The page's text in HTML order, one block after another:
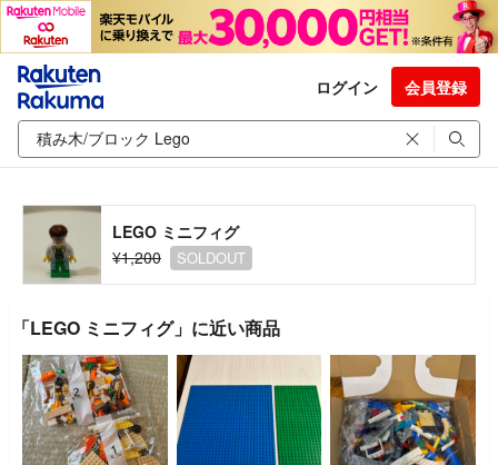
ログイン 会員登録
LEGO ミニフィグ
¥1,200
SOLDOUT
「LEGO ミニフィグ」に近い商品